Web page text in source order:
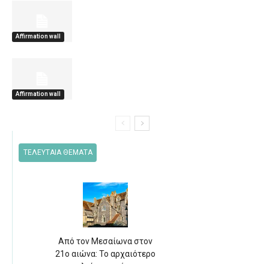
Affirmation wall
Affirmation wall
ΤΕΛΕΥΤΑΙΑ ΘΕΜΑΤΑ
Από τον Μεσαίωνα στον
21ο αιώνα: Το αρχαιότερο